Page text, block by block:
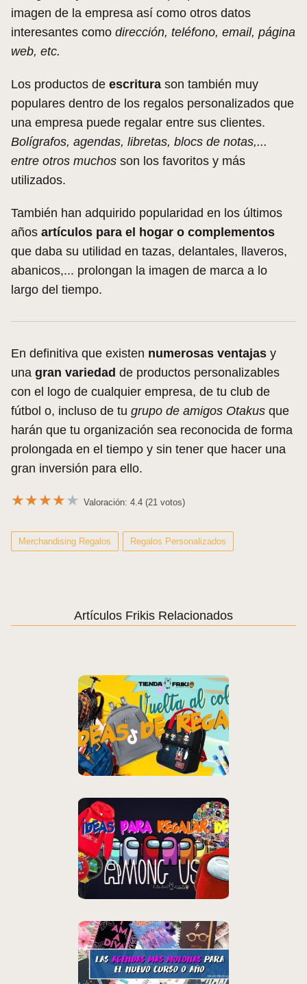
imagen de la empresa así como otros datos
interesantes como dirección, teléfono, email, página
web, etc.
Los productos de escritura son también muy
populares dentro de los regalos personalizados que
una empresa puede regalar entre sus clientes.
Bolígrafos, agendas, libretas, blocs de notas,...
entre otros muchos son los favoritos y más
utilizados.
También han adquirido popularidad en los últimos
años artículos para el hogar o complementos
que daba su utilidad en tazas, delantales, llaveros,
abanicos,... prolongan la imagen de marca a lo
largo del tiempo.
En definitiva que existen numerosas ventajas y
una gran variedad de productos personalizables
con el logo de cualquier empresa, de tu club de
fútbol o, incluso de tu grupo de amigos Otakus que
harán que tu organización sea reconocida de forma
prolongada en el tiempo y sin tener que hacer una
gran inversión para ello.
★★★★★ Valoración: 4.4 (21 votos)
Merchandising Regalos Regalos Personalizados
Artículos Frikis Relacionados